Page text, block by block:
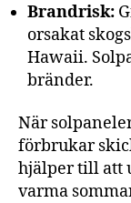
Brandrisk:
orsakat
Hawaii.
bränder.
När
förbrukar
hjälper till att
varma